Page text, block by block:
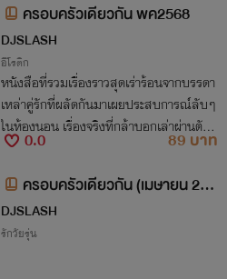
ครอบครัวเดียวกัน พค2568
DJSLASH
อีโรติก
หนังสือที่รวมเรื่องราวสุดเร่าร้อนจากบรรดา
เหล่าคู่รักที่ผลัดกันมาเผยประสบการณ์ลับๆ
ในห้องนอน เรื่องจริงที่กล้าบอกเล่าผ่านตัวอั
กษร ชวนให้คุณจินตนาการตามทุกสัมผัส รั
0.0
89 บาท
ครอบครัวเดียวกัน (เมษายน 256
8)
DJSLASH
รักวัยรุ่น